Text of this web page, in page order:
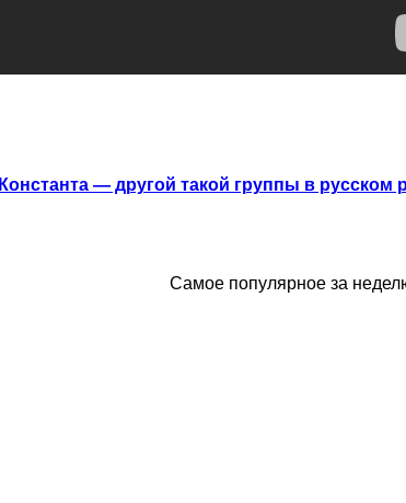
Константа — другой такой группы в русском
Самое популярное за